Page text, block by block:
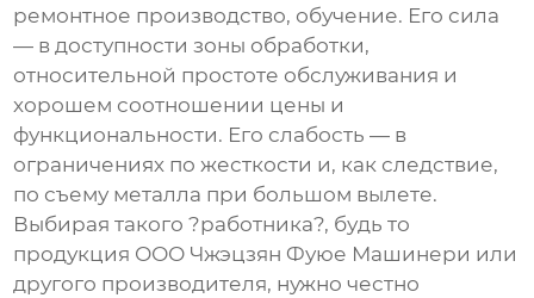
ремонтное производство, обучение. Его сила
— в доступности зоны обработки,
относительной простоте обслуживания и
хорошем соотношении цены и
функциональности. Его слабость — в
ограничениях по жесткости и, как следствие,
по съему металла при большом вылете.
Выбирая такого ?работника?, будь то
продукция ООО Чжэцзян Фуюе Машинери или
другого производителя, нужно честно